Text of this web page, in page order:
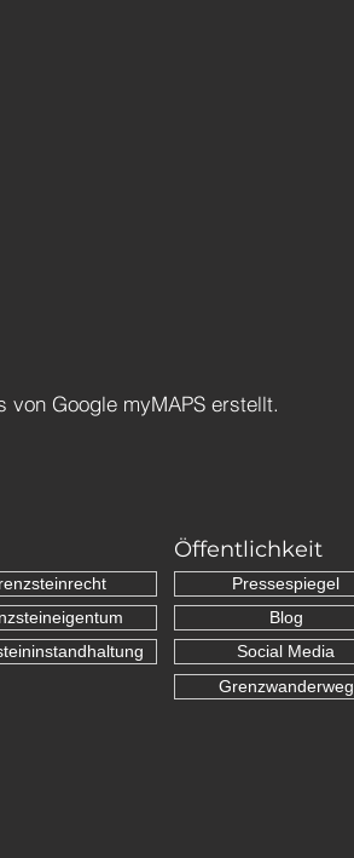
von Google myMAPS erstellt.
Öffentlichkeit
Pressespiegel
Blog
Social Media
Grenzwanderweg